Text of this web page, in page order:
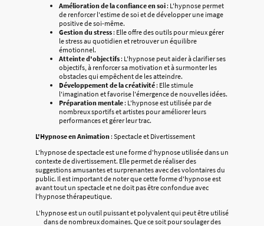
Amélioration de la confiance en soi : L'hypnose permet
de renforcer l'estime de soi et de développer une image
positive de soi-même.
Gestion du stress : Elle offre des outils pour mieux gérer
le stress au quotidien et retrouver un équilibre
émotionnel.
Atteinte d'objectifs : L'hypnose peut aider à clarifier ses
objectifs, à renforcer sa motivation et à surmonter les
obstacles qui empêchent de les atteindre.
Développement de la créativité : Elle stimule
l'imagination et favorise l'émergence de nouvelles idées.
Préparation mentale : L'hypnose est utilisée par de
nombreux sportifs et artistes pour améliorer leurs
performances et gérer leur trac.
L'Hypnose en Animation : Spectacle et Divertissement
L'hypnose de spectacle est une forme d'hypnose utilisée dans un
contexte de divertissement. Elle permet de réaliser des
suggestions amusantes et surprenantes avec des volontaires du
public. Il est important de noter que cette forme d'hypnose est
avant tout un spectacle et ne doit pas être confondue avec
l'hypnose thérapeutique.
L'hypnose est un outil puissant et polyvalent qui peut être utilisé
dans de nombreux domaines. Que ce soit pour soulager des